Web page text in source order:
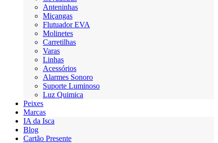
Anteninhas
Miçangas
Flutuador EVA
Molinetes
Carretilhas
Varas
Linhas
Acessórios
Alarmes Sonoro
Suporte Luminoso
Luz Quimica
Peixes
Marcas
IA da Isca
Blog
Cartão Presente